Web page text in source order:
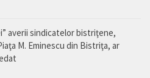
averii sindicatelor bistriţene,
M. Eminescu din Bistriţa, ar